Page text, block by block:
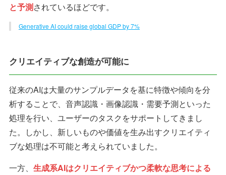
と予測されているほどです。
Generative AI could raise global GDP by 7%
クリエイティブな創造が可能に
従来のAIは大量のサンプルデータを基に特徴や傾向を分
析することで、音声認識・画像認識・需要予測といった
処理を行い、ユーザーのタスクをサポートしてきまし
た。しかし、新しいものや価値を生み出すクリエイティ
ブな処理は不可能と考えられていました。
一方、 生成系AIはクリエイティブかつ柔軟な思考による